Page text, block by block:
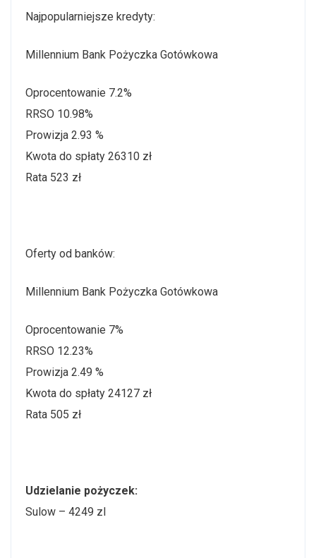
Najpopularniejsze kredyty:
Millennium Bank Pożyczka Gotówkowa
Oprocentowanie 7.2%
RRSO 10.98%
Prowizja 2.93 %
Kwota do spłaty 26310 zł
Rata 523 zł
Oferty od banków:
Millennium Bank Pożyczka Gotówkowa
Oprocentowanie 7%
RRSO 12.23%
Prowizja 2.49 %
Kwota do spłaty 24127 zł
Rata 505 zł
Udzielanie pożyczek:
Sulow – 4249 zl